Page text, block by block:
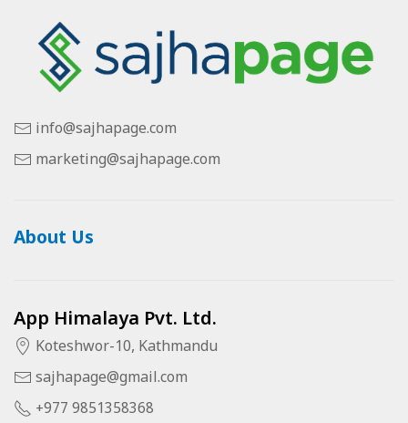
info@sajhapage.com
marketing@sajhapage.com
About Us
App Himalaya Pvt. Ltd.
Koteshwor-10, Kathmandu
sajhapage@gmail.com
+977 9851358368